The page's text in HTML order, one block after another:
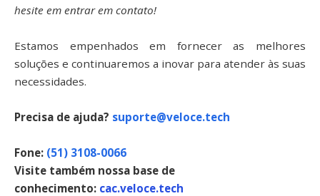
hesite em entrar em contato!
Estamos empenhados em fornecer as melhores
soluções e continuaremos a inovar para atender às suas
necessidades.
Precisa de ajuda? suporte@veloce.tech
Fone: (51) 3108-0066
Visite também nossa base de
conhecimento: cac.veloce.tech